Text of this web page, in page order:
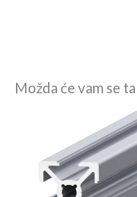
Možda će vam se